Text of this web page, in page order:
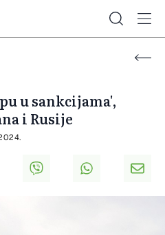
u sankcijama',
i Rusije